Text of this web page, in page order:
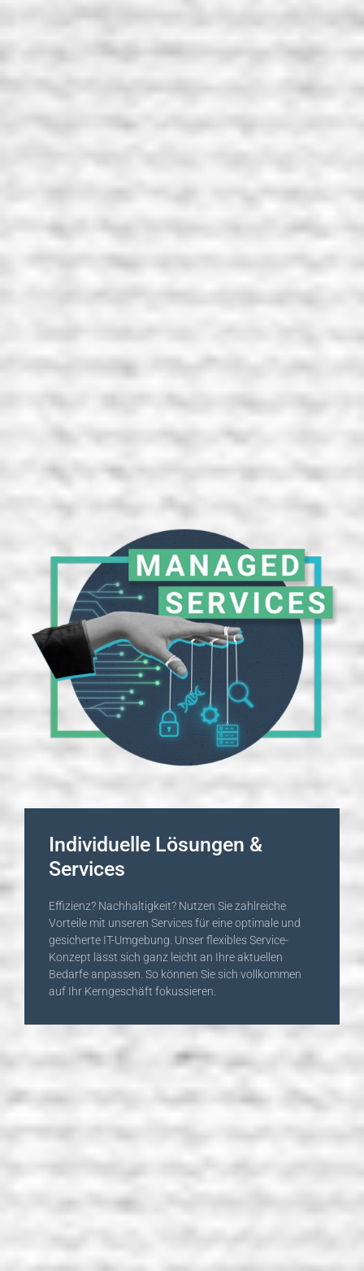
Individuelle Lösungen &
Services
Effizienz? Nachhaltigkeit? Nutzen Sie zahlreiche
Vorteile mit unseren Services für eine optimale und
gesicherte IT-Umgebung. Unser flexibles Service-
Konzept lässt sich ganz leicht an Ihre aktuellen
Bedarfe anpassen. So können Sie sich vollkommen
auf Ihr Kerngeschäft fokussieren.